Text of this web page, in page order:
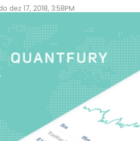
dez 17, 2018, 3:58PM